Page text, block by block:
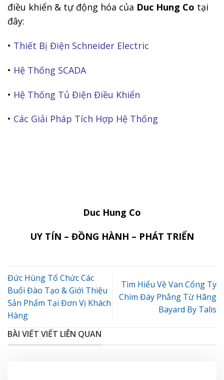
điều khiển & tự động hóa của Duc Hung Co tại
đây:
• Thiết Bị Điện Schneider Electric
• Hệ Thống SCADA
• Hệ Thống Tủ Điện Điều Khiển
• Các Giải Pháp Tích Hợp Hệ Thống
Duc Hung Co
UY TÍN – ĐỒNG HÀNH – PHÁT TRIỂN
Đức Hùng Tổ Chức Các
Buổi Đào Tạo & Giới Thiệu
Sản Phẩm Tại Đơn Vị Khách
Hàng
Tìm Hiểu Về Van Cổng Ty
Chìm Đáy Phẳng Từ Hãng
Bayard By Talis
BÀI VIẾT VIẾT LIÊN QUAN